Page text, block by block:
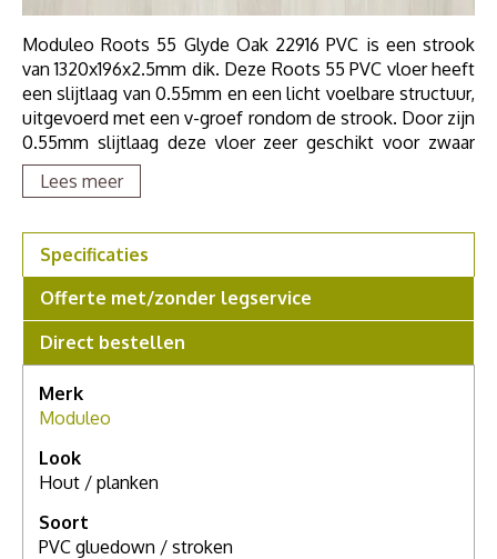
Moduleo Roots 55 Glyde Oak 22916 PVC is een strook
van 1320x196x2.5mm dik. Deze Roots 55 PVC vloer heeft
een slijtlaag van 0.55mm en een licht voelbare structuur,
uitgevoerd met een v-groef rondom de strook. Door zijn
0.55mm slijtlaag deze vloer zeer geschikt voor zwaar
huishoudelijk en project gebruik. De Moduleo Roots 55
PVC collectie is geschikt voor vloerverwarming en is
Lees meer
Specificaties
Offerte met/zonder legservice
Direct bestellen
Merk
Moduleo
Look
Hout / planken
Soort
PVC gluedown / stroken